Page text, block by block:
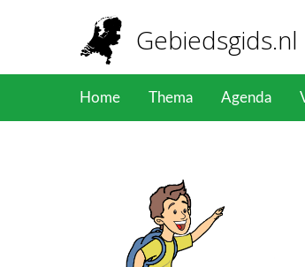
Gebiedsgids.nl
Home Thema Agenda